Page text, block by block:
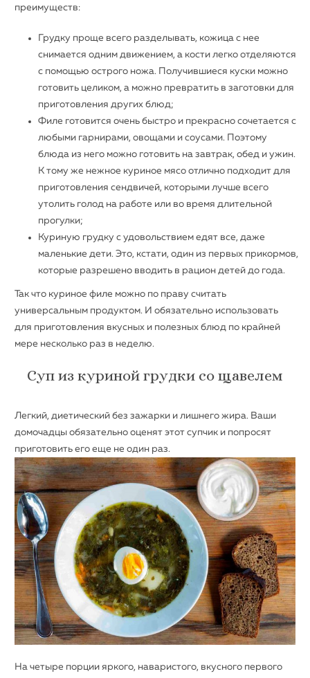
преимуществ:
Грудку проще всего разделывать, кожица с нее
снимается одним движением, а кости легко отделяются
с помощью острого ножа. Получившиеся куски можно
готовить целиком, а можно превратить в заготовки для
приготовления других блюд;
Филе готовится очень быстро и прекрасно сочетается с
любыми гарнирами, овощами и соусами. Поэтому
блюда из него можно готовить на завтрак, обед и ужин.
К тому же нежное куриное мясо отлично подходит для
приготовления сендвичей, которыми лучше всего
утолить голод на работе или во время длительной
прогулки;
Куриную грудку с удовольствием едят все, даже
маленькие дети. Это, кстати, один из первых прикормов,
которые разрешено вводить в рацион детей до года.
Так что куриное филе можно по праву считать
универсальным продуктом. И обязательно использовать
для приготовления вкусных и полезных блюд по крайней
мере несколько раз в неделю.
Суп из куриной грудки со щавелем
Легкий, диетический без зажарки и лишнего жира. Ваши
домочадцы обязательно оценят этот супчик и попросят
приготовить его еще не один раз.
На четыре порции яркого, наваристого, вкусного первого